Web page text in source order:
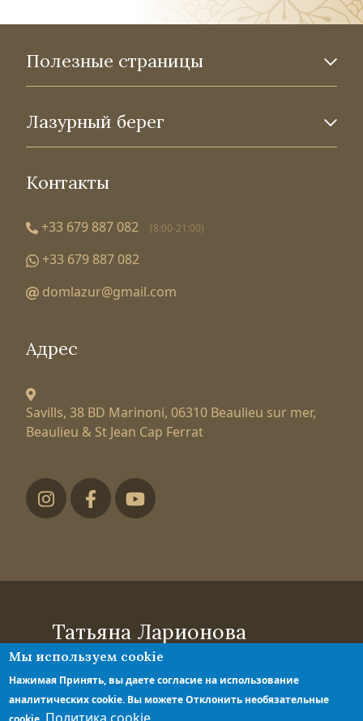
Полезные страницы
Лазурный берег
Контакты
+33 679 887 082 (8:00-21:00)
+33 679 887 082
domlazur@gmail.com
Адрес
Savills, 38 BD Marinoni, 06310 Beaulieu sur mer,
Beaulieu & St Jean Cap Ferrat
Татьяна Ларионова
эксперт по элитной недвижимости
Политика конфиденциальности
Правила обработки персональных
данных
Мы используем cookie
Нажимая Принять, вы даете согласие на использование
аналитических cookie. Вы можете Отклонить необязательные